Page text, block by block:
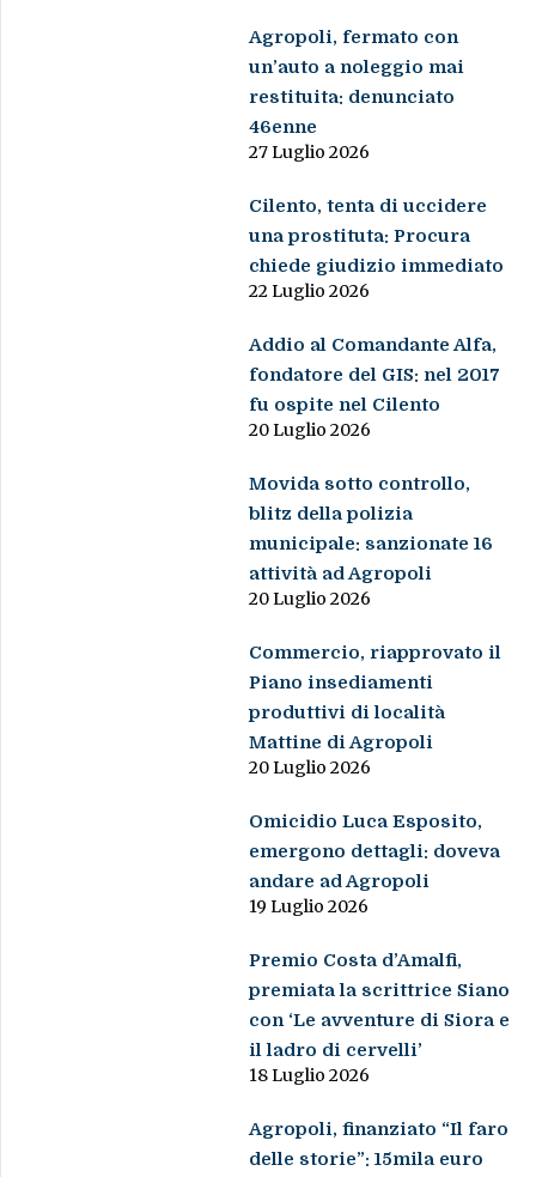
Agropoli, fermato con
un’auto a noleggio mai
restituita: denunciato
46enne
27 Luglio 2026
Cilento, tenta di uccidere
una prostituta: Procura
chiede giudizio immediato
22 Luglio 2026
Addio al Comandante Alfa,
fondatore del GIS: nel 2017
fu ospite nel Cilento
20 Luglio 2026
Movida sotto controllo,
blitz della polizia
municipale: sanzionate 16
attività ad Agropoli
20 Luglio 2026
Commercio, riapprovato il
Piano insediamenti
produttivi di località
Mattine di Agropoli
20 Luglio 2026
Omicidio Luca Esposito,
emergono dettagli: doveva
andare ad Agropoli
19 Luglio 2026
Premio Costa d’Amalfi,
premiata la scrittrice Siano
con ‘Le avventure di Siora e
il ladro di cervelli’
18 Luglio 2026
Agropoli, finanziato “Il faro
delle storie”: 15mila euro